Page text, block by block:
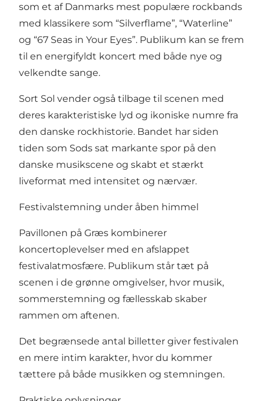
som et af Danmarks mest populære rockbands
med klassikere som “Silverflame”, “Waterline”
og “67 Seas in Your Eyes”. Publikum kan se frem
til en energifyldt koncert med både nye og
velkendte sange.
Sort Sol vender også tilbage til scenen med
deres karakteristiske lyd og ikoniske numre fra
den danske rockhistorie. Bandet har siden
tiden som Sods sat markante spor på den
danske musikscene og skabt et stærkt
liveformat med intensitet og nærvær.
Festivalstemning under åben himmel
Pavillonen på Græs kombinerer
koncertoplevelser med en afslappet
festivalatmosfære. Publikum står tæt på
scenen i de grønne omgivelser, hvor musik,
sommerstemning og fællesskab skaber
rammen om aftenen.
Det begrænsede antal billetter giver festivalen
en mere intim karakter, hvor du kommer
tættere på både musikken og stemningen.